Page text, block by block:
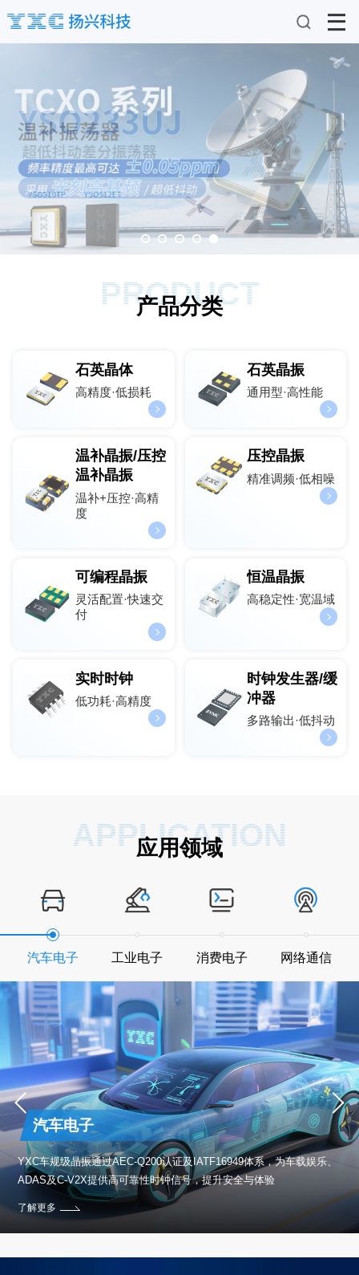
PRODUCT
产品分类
石英晶体
高精度·低损耗
石英晶振
通用型·高性能
温补晶振/压控
温补晶振
温补+压控·高精
度
压控晶振
精准调频·低相噪
可编程晶振
灵活配置·快速交
付
恒温晶振
高稳定性·宽温域
实时时钟
低功耗·高精度
时钟发生器/缓
冲器
多路输出·低抖动
APPLICATION
应用领域
汽车电子 工业电子 消费电子 网络通信
汽车电子
YXC车规级晶振通过AEC-Q200认证及IATF16949体系，为车载娱乐、
ADAS及C-V2X提供高可靠性时钟信号，提升安全与体验
了解更多